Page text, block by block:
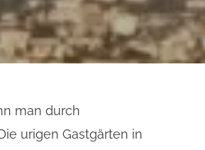
man durch
urigen Gastgärten in